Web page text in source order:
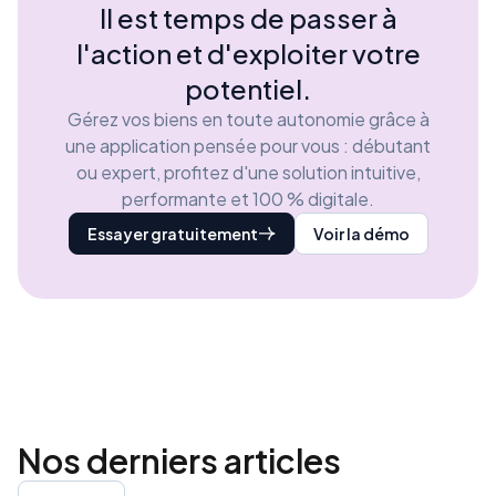
Il est temps de passer à
l'action et d'exploiter votre
potentiel.
Gérez vos biens en toute autonomie grâce à
une application pensée pour vous : débutant
ou expert, profitez d'une solution intuitive,
performante et 100 % digitale.
Essayer gratuitement Voir la démo
Nos derniersarticles